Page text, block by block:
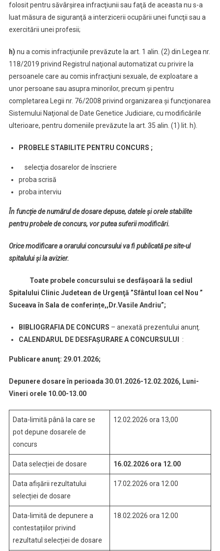
folosit pentru săvârşirea infracţiunii sau faţă de aceasta nu s-a
luat măsura de siguranţă a interzicerii ocupării unei funcţii sau a
exercitării unei profesii;
h) nu a comis infracţiunile prevăzute la art. 1 alin. (2) din Legea nr.
118/2019 privind Registrul naţional automatizat cu privire la
persoanele care au comis infracţiuni sexuale, de exploatare a
unor persoane sau asupra minorilor, precum şi pentru
completarea Legii nr. 76/2008 privind organizarea şi funcţionarea
Sistemului Naţional de Date Genetice Judiciare, cu modificările
ulterioare, pentru domeniile prevăzute la art. 35 alin. (1) lit. h).
PROBELE STABILITE PENTRU CONCURS ;
selecţia dosarelor de înscriere
proba scrisă
proba interviu
În funcție de numărul de dosare depuse, datele și orele stabilite
pentru probele de concurs, vor putea suferii modificări.
Orice modificare a orarului concursului va fi publicată pe site-ul
spitalului și la avizier.
Toate probele concursului se desfășoară la sediul
Spitalului Clinic Judetean de Urgenţă ”Sfântul Ioan cel Nou ”
Suceava în Sala de conferințe,,Dr.Vasile Andriu”;
BIBLIOGRAFIA DE CONCURS – anexată prezentului anunţ.
CALENDARUL DE DESFAȘURARE A CONCURSULUI :
Publicare anunţ: 29.01.2026;
Depunere dosare în perioada 30.01.2026-12.02.2026, Luni-
Vineri orele 10.00-13.00
Data-limită până la care se
pot depune dosarele de
concurs
12.02.2026 ora 13,00
Data selecției de dosare 16.02.2026 ora 12.00
Data afișării rezultatului
selecției de dosare
17.02.2026 ora 12.00
Data-limită de depunere a
contestațiilor privind
rezultatul selecției de dosare
18.02.2026 ora 12.00